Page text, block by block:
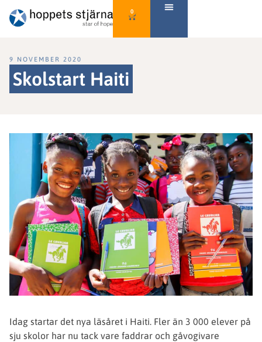
0
9 NOVEMBER 2020
Skolstart Haiti
Idag startar det nya läsåret i Haiti. Fler än 3 000 elever på
sju skolor har nu tack vare faddrar och gåvogivare